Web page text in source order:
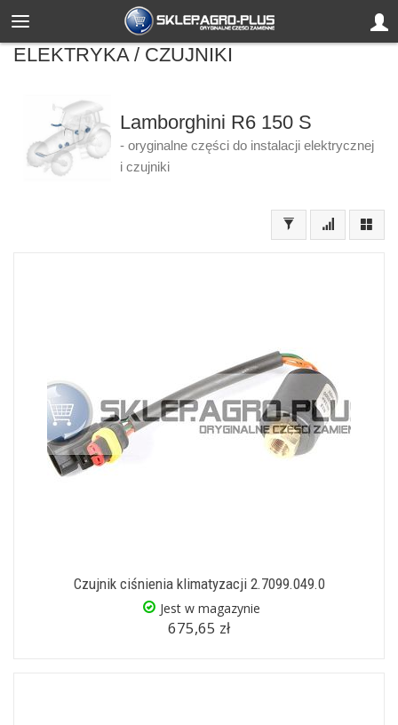
ELEKTRYKA / CZUJNIKI
Lamborghini R6 150 S
- oryginalne części do instalacji elektrycznej
i czujniki
Czujnik ciśnienia klimatyzacji 2.7099.049.0
Jest w magazynie
675,65 zł